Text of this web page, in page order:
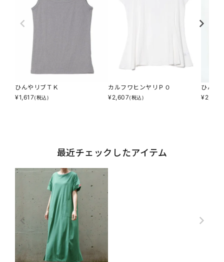
ひんやリブＴＫ
¥1,617(税込)
カルフワヒンヤリＰＯ
¥2,607(税込)
ひんや
¥2,607
最近チェックしたアイテム